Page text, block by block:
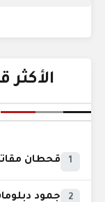
الأكثر
1 قحطان مقاتل
2
جمود